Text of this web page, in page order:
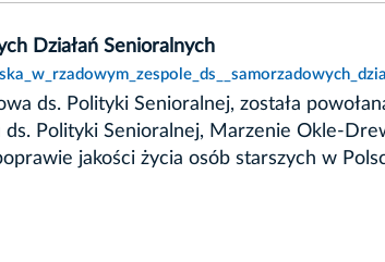
Działań Senioralnych
ds. Polityki Senioralnej, została
ds. Polityki Senioralnej, Marzenie Okle-
jakości życia osób starszych w